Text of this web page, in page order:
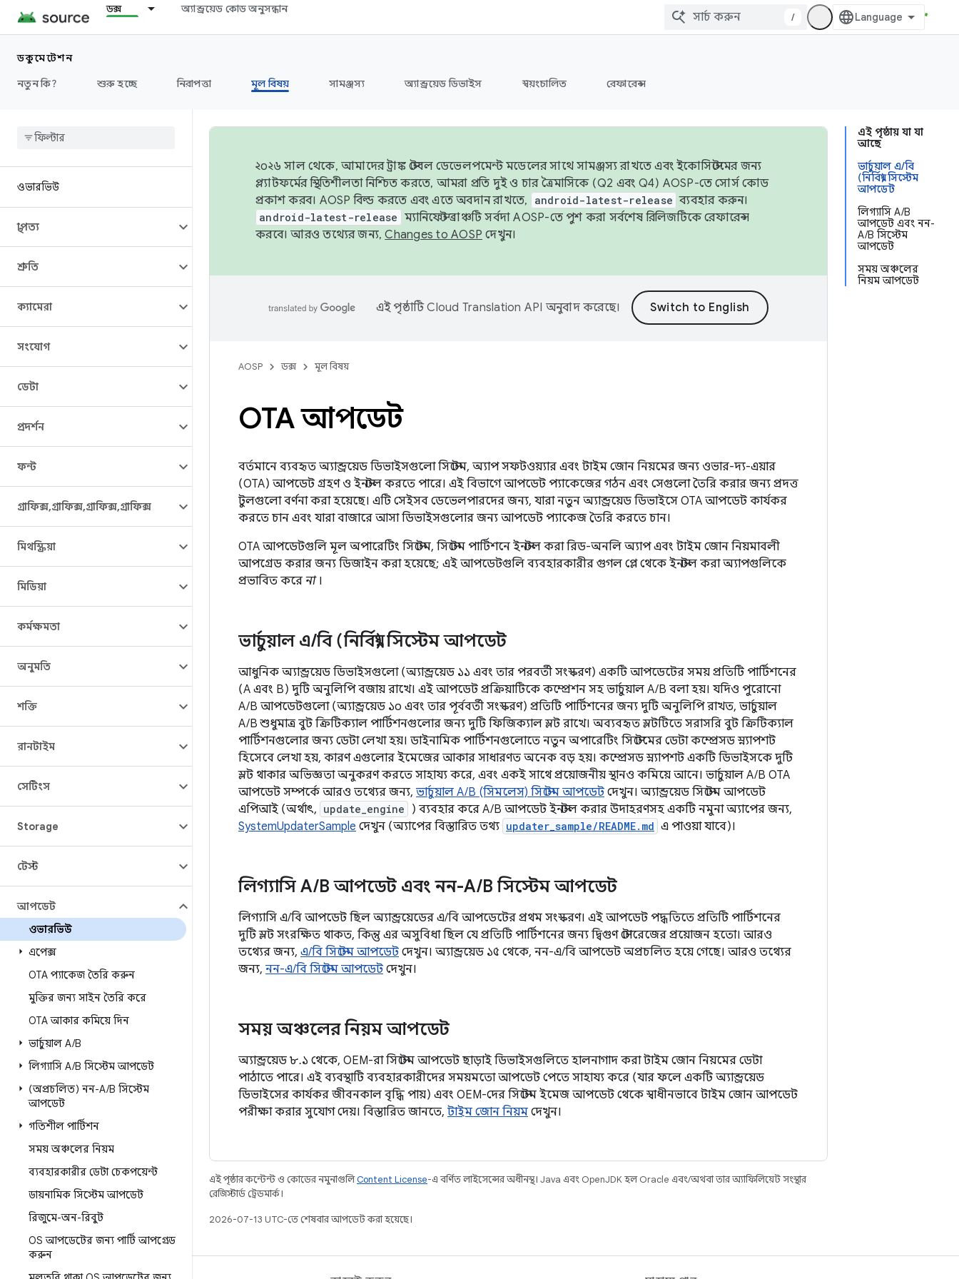
ডক্স অ্যান্ড্রয়েড কোড অনুসন্ধান
/
ডকুমেন্টেশন
নতুন কি?
শুরু হচ্ছে নিরাপত্তা মূল বিষয় সামঞ্জস্য অ্যান্ড্রয়েড ডিভাইস স্বয়ংচালিত রেফারেন্স
ওভারভিউ
স্থাপত্য
শ্রুতি
ক্যামেরা
সংযোগ
ডেটা
প্রদর্শন
ফন্ট
গ্রাফিক্স,গ্রাফিক্স,গ্রাফিক্স,গ্রাফিক্স
মিথস্ক্রিয়া
মিডিয়া
কর্মক্ষমতা
অনুমতি
শক্তি
রানটাইম
সেটিংস
Storage
টেস্ট
আপডেট
ওভারভিউ
এপেক্স
OTA প্যাকেজ তৈরি করুন
মুক্তির জন্য সাইন তৈরি করে
OTA আকার কমিয়ে দিন
ভার্চুয়াল A/B
লিগ্যাসি A/B সিস্টেম আপডেট
(অপ্রচলিত) নন-A/B সিস্টেম
আপডেট
গতিশীল পার্টিশন
সময় অঞ্চলের নিয়ম
ব্যবহারকারীর ডেটা চেকপয়েন্ট
ডায়নামিক সিস্টেম আপডেট
রিজুমে-অন-রিবুট
OS আপডেটের জন্য পার্টি আপগ্রেড
করুন
এই পৃষ্ঠায় যা যা
আছে
ভার্চুয়াল এ/বি
(নির্বিঘ্ন) সিস্টেম
আপডেট
লিগ্যাসি A/B
আপডেট এবং নন-
A/B সিস্টেম
আপডেট
সময় অঞ্চলের
নিয়ম আপডেট
২০২৬ সাল থেকে, আমাদের ট্রাঙ্ক স্টেবল ডেভেলপমেন্ট মডেলের সাথে সামঞ্জস্য রাখতে এবং ইকোসিস্টেমের জন্য
প্ল্যাটফর্মের স্থিতিশীলতা নিশ্চিত করতে, আমরা প্রতি দুই ও চার ত্রৈমাসিকে (Q2 এবং Q4) AOSP-তে সোর্স কোড
প্রকাশ করব। AOSP বিল্ড করতে এবং এতে অবদান রাখতে,
android-latest-release ব্যবহার করুন।
android-latest-release ম্যানিফেস্ট ব্রাঞ্চটি সর্বদা AOSP-তে পুশ করা সর্বশেষ রিলিজটিকে রেফারেন্স
করবে। আরও তথ্যের জন্য,Changes to AOSP দেখুন।
এই পৃষ্ঠাটিCloud Translation API অনুবাদ করেছে।
AOSP ডক্স মূল বিষয়
OTA আপডেট
বর্তমানে ব্যবহৃত অ্যান্ড্রয়েড ডিভাইসগুলো সিস্টেম, অ্যাপ সফটওয়্যার এবং টাইম জোন নিয়মের জন্য ওভার-দ্য-এয়ার
(OTA) আপডেট গ্রহণ ও ইনস্টল করতে পারে। এই বিভাগে আপডেট প্যাকেজের গঠন এবং সেগুলো তৈরি করার জন্য প্রদত্ত
টুলগুলো বর্ণনা করা হয়েছে। এটি সেইসব ডেভেলপারদের জন্য, যারা নতুন অ্যান্ড্রয়েড ডিভাইসে OTA আপডেট কার্যকর
করতে চান এবং যারা বাজারে আসা ডিভাইসগুলোর জন্য আপডেট প্যাকেজ তৈরি করতে চান।
OTA আপডেটগুলি মূল অপারেটিং সিস্টেম, সিস্টেম পার্টিশনে ইনস্টল করা রিড-অনলি অ্যাপ এবং টাইম জোন নিয়মাবলী
আপগ্রেড করার জন্য ডিজাইন করা হয়েছে; এই আপডেটগুলি ব্যবহারকারীর গুগল প্লে থেকে ইনস্টল করা অ্যাপগুলিকে
প্রভাবিত করে না।
ভার্চুয়াল এ/বি (নির্বিঘ্ন) সিস্টেম আপডেট
আধুনিক অ্যান্ড্রয়েড ডিভাইসগুলো (অ্যান্ড্রয়েড ১১ এবং তার পরবর্তী সংস্করণ) একটি আপডেটের সময় প্রতিটি পার্টিশনের
(A এবং B) দুটি অনুলিপি বজায় রাখে। এই আপডেট প্রক্রিয়াটিকে কম্প্রেশন সহ ভার্চুয়াল A/B বলা হয়। যদিও পুরোনো
A/B আপডেটগুলো (অ্যান্ড্রয়েড ১০ এবং তার পূর্ববর্তী সংস্করণ) প্রতিটি পার্টিশনের জন্য দুটি অনুলিপি রাখত, ভার্চুয়াল
A/B শুধুমাত্র বুট ক্রিটিক্যাল পার্টিশনগুলোর জন্য দুটি ফিজিক্যাল স্লট রাখে। অব্যবহৃত স্লটটিতে সরাসরি বুট ক্রিটিক্যাল
পার্টিশনগুলোর জন্য ডেটা লেখা হয়। ডাইনামিক পার্টিশনগুলোতে নতুন অপারেটিং সিস্টেমের ডেটা কম্প্রেসড স্ন্যাপশট
হিসেবে লেখা হয়, কারণ এগুলোর ইমেজের আকার সাধারণত অনেক বড় হয়। কম্প্রেসড স্ন্যাপশট একটি ডিভাইসকে দুটি
স্লট থাকার অভিজ্ঞতা অনুকরণ করতে সাহায্য করে, এবং একই সাথে প্রয়োজনীয় স্থানও কমিয়ে আনে। ভার্চুয়াল A/B OTA
আপডেট সম্পর্কে আরও তথ্যের জন্য, ভার্চুয়াল A/B (সিমলেস) সিস্টেম আপডেট দেখুন। অ্যান্ড্রয়েড সিস্টেম আপডেট
এপিআই (অর্থাৎ, update_engine
) ব্যবহার করে A/B আপডেট ইনস্টল করার উদাহরণসহ একটি নমুনা অ্যাপের জন্য,
SystemUpdaterSample দেখুন (অ্যাপের বিস্তারিত তথ্য updater_sample/README.md এ পাওয়া যাবে)।
লিগ্যাসি A/B আপডেট এবং নন-A/B সিস্টেম আপডেট
লিগ্যাসি এ/বি আপডেট ছিল অ্যান্ড্রয়েডের এ/বি আপডেটের প্রথম সংস্করণ। এই আপডেট পদ্ধতিতে প্রতিটি পার্টিশনের
দুটি স্লট সংরক্ষিত থাকত, কিন্তু এর অসুবিধা ছিল যে প্রতিটি পার্টিশনের জন্য দ্বিগুণ স্টোরেজের প্রয়োজন হতো। আরও
তথ্যের জন্য, এ/বি সিস্টেম আপডেট দেখুন। অ্যান্ড্রয়েড ১৫ থেকে, নন-এ/বি আপডেট অপ্রচলিত হয়ে গেছে। আরও তথ্যের
জন্য, নন-এ/বি সিস্টেম আপডেট দেখুন।
সময় অঞ্চলের নিয়ম আপডেট
অ্যান্ড্রয়েড ৮.১ থেকে, OEM-রা সিস্টেম আপডেট ছাড়াই ডিভাইসগুলিতে হালনাগাদ করা টাইম জোন নিয়মের ডেটা
পাঠাতে পারে। এই ব্যবস্থাটি ব্যবহারকারীদের সময়মতো আপডেট পেতে সাহায্য করে (যার ফলে একটি অ্যান্ড্রয়েড
ডিভাইসের কার্যকর জীবনকাল বৃদ্ধি পায়) এবং OEM-দের সিস্টেম ইমেজ আপডেট থেকে স্বাধীনভাবে টাইম জোন আপডেট
পরীক্ষা করার সুযোগ দেয়। বিস্তারিত জানতে, টাইম জোন নিয়ম দেখুন।
এই পৃষ্ঠার কন্টেন্ট ও কোডের নমুনাগুলিContent License-এ বর্ণিত লাইসেন্সের অধীনস্থ। Java এবং OpenJDK হল Oracle এবং/অথবা তার অ্যাফিলিয়েট সংস্থার
রেজিস্টার্ড ট্রেডমার্ক।
2026-07-13 UTC-তে শেষবার আপডেট করা হয়েছে।